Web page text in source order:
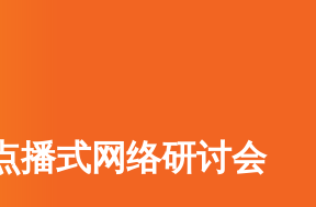
播式网络研讨会